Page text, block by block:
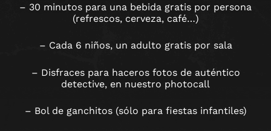
– 30 minutos para una bebida gratis por persona
(refrescos, cerveza, café…)
– Cada 6 niños, un adulto gratis por sala
– Disfraces para haceros fotos de auténtico
detective, en nuestro photocall
– Bol de ganchitos (sólo para fiestas infantiles)